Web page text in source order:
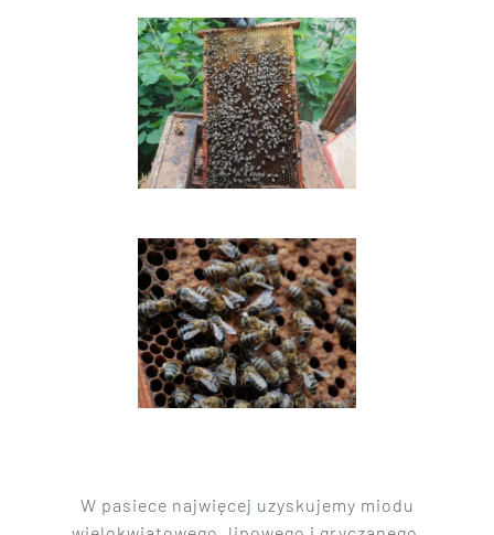
W pasiece najwięcej uzyskujemy miodu